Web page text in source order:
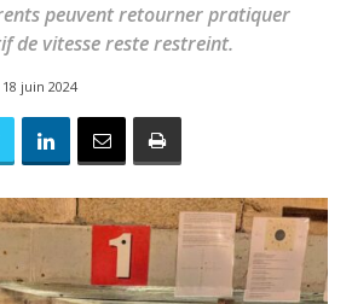
peuvent retourner pratiquer
de vitesse reste restreint.
18 juin 2024